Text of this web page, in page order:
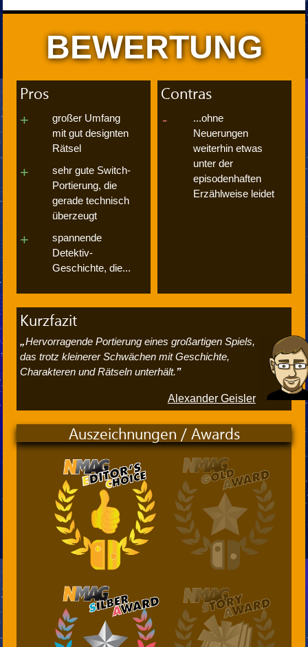
BEWERTUNG
Pros
großer Umfang
mit gut designten
Rätsel
sehr gute Switch-
Portierung, die
gerade technisch
überzeugt
spannende
Detektiv-
Geschichte, die...
Contras
...ohne
Neuerungen
weiterhin etwas
unter der
episodenhaften
Erzählweise leidet
Kurzfazit
Hervorragende Portierung eines großartigen Spiels,
das trotz kleinerer Schwächen mit Geschichte,
Charakteren und Rätseln unterhält.
Alexander Geisler
Auszeichnungen / Awards